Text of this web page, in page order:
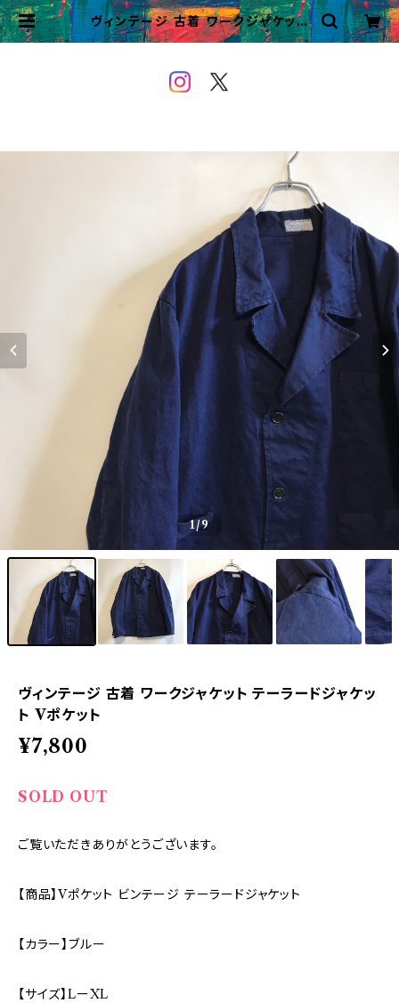
ヴィンテージ 古着 ワークジャケット
テーラードジャケット Vポケット | VI
1/9
ヴィンテージ 古着 ワークジャケット テーラードジャケッ
ト Vポケット
¥7,800
SOLD OUT
ご覧いただきありがとうございます。
【商品】Vポケット ビンテージ テーラードジャケット
【カラー】ブルー
【サイズ】LーXL